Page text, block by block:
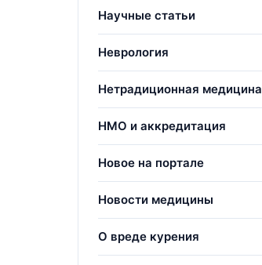
Научные статьи
Неврология
Нетрадиционная медицина
НМО и аккредитация
Новое на портале
Новости медицины
О вреде курения